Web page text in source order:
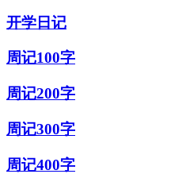
开学日记
周记100字
周记200字
周记300字
周记400字